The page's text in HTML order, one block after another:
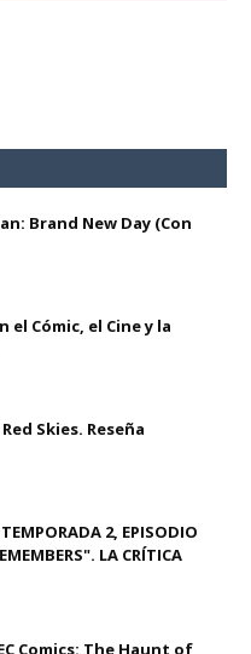
Brand New Day (Con
el Cómic, el Cine y la
Skies. Reseña
2, EPISODIO
LA CRÍTICA
Comics: The Haunt of